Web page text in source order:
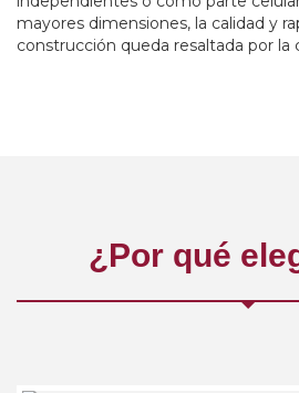
mayores dimensiones, la calidad y
construcción queda resaltada por la
¿Por qué